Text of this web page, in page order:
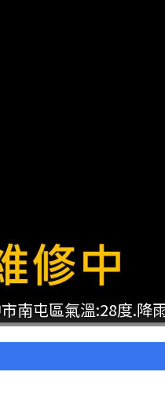
南屯區氣溫:28度.降